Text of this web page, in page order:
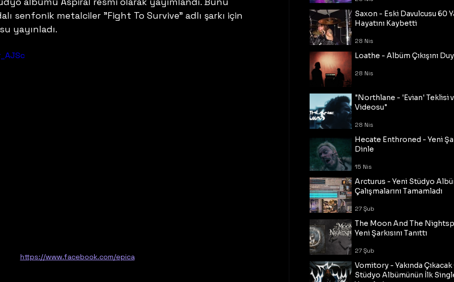
senfonik metalciler "Fight To Survive" adlı şarkı için
yayınladı.
https://www.facebook.com/epica
Saxon - Eski Davulcusu 60
Hayatını Kaybetti
28 Nis
Loathe - Albüm Çıkışını
28 Nis
"Northlane - 'Evian' Teklisi
Videosu"
28 Nis
Hecate Enthroned - Yeni
Dinle
15 Nis
Arcturus - Yeni Stüdyo
Çalışmalarını Tamamladı
27 Şub
The Moon And The
Yeni Şarkısını Tanıttı
27 Şub
Vomitory - Yakında
Stüdyo Albümünün İlk